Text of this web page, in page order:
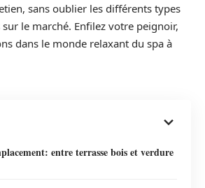
sans oublier les différents types
le marché. Enfilez votre peignoir,
dans le monde relaxant du spa à
entre terrasse bois et verdure